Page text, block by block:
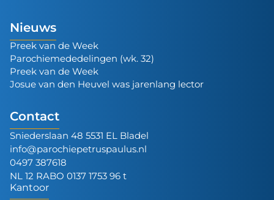
Nieuws
Preek van de Week
Parochiemededelingen (wk. 32)
Preek van de Week
Josue van den Heuvel was jarenlang lector
Contact
Sniederslaan 48 5531 EL Bladel
info@parochiepetruspaulus.nl
0497 387618
NL 12 RABO 0137 1753 96 t
Kantoor